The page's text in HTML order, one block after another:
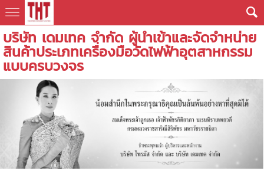
บริษัท เดมเทค จำกัด ผู้นำเข้าและจัดจำหน่าย
สินค้าประเภทเครื่องมือวัดไฟฟ้าอุตสาหกรรม
แบบครบวงจร